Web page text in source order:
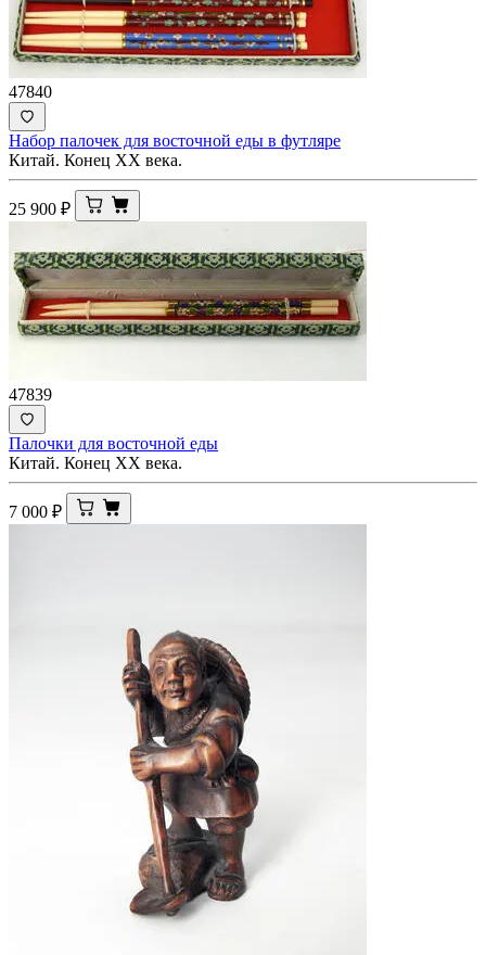
47840
Набор палочек для восточной еды в футляре
Китай. Конец ХХ века.
25 900 ₽
47839
Палочки для восточной еды
Китай. Конец ХХ века.
7 000 ₽